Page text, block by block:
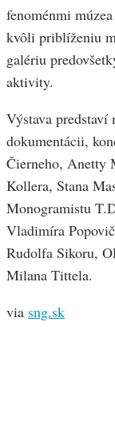
fenoménmi
kvôli priblíženiu
galériu
aktivity.
Výstava
dokumentácii,
Čierneho, Anetty
Kollera, Stana
Monogramistu
Vladimíra
Rudolfa Sikoru,
Milana Tittela.
via sng.sk